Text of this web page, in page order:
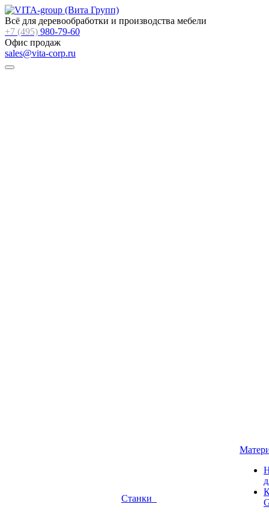
Всё для деревообработки и производства мебели
+7 (495) 980-79-60
Офис продаж
sales@vita-corp.ru
Станки